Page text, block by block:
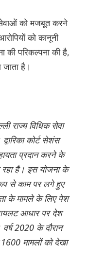
को मजबूत करने
को कानूनी
की परिकल्पना की है,
जाता है।
राज्य विधिक सेवा
कोर्ट सेशंस
प्रदान करने के
है। इस योजना के
से काम पर लगे हुए
के मामले के लिए पेश
आधार पर देश
2020 के दौरान
1600 मामलों को देखा